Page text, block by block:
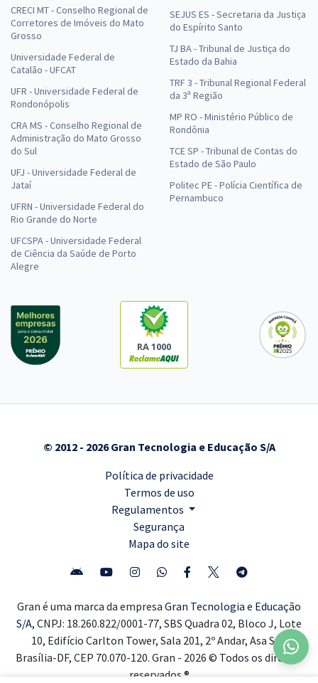
CRECI MT - Conselho Regional de
Corretores de Imóveis do Mato
Grosso
Universidade Federal de
Catalão - UFCAT
UFR - Universidade Federal de
Rondonópolis
CRA MS - Conselho Regional de
Administração do Mato Grosso
do Sul
UFJ - Universidade Federal de
Jataí
UFRN - Universidade Federal do
Rio Grande do Norte
UFCSPA - Universidade Federal
de Ciência da Saúde de Porto
Alegre
SEJUS ES - Secretaria da Justiça
do Espírito Santo
TJ BA - Tribunal de Justiça do
Estado da Bahia
TRF 3 - Tribunal Regional Federal
da 3ª Região
MP RO - Ministério Público de
Rondônia
TCE SP - Tribunal de Contas do
Estado de São Paulo
Politec PE - Polícia Científica de
Pernambuco
RA 1000
© 2012 - 2026 Gran Tecnologia e Educação S/A
Política de privacidade
Termos de uso
Regulamentos
Segurança
Mapa do site
Gran é uma marca da empresa Gran Tecnologia e Educação
S/A, CNPJ: 18.260.822/0001-77, SBS Quadra 02, Bloco J, Lote
10, Edifício Carlton Tower, Sala 201, 2º Andar, Asa Sul,
Brasília-DF, CEP 70.070-120. Gran - 2026 © Todos os direitos
reservados ®